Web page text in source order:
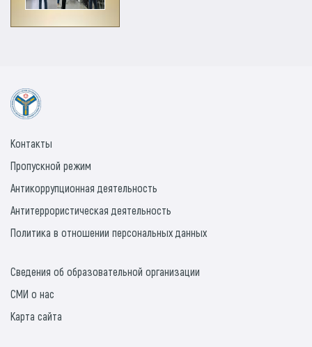
Контакты
Пропускной режим
Антикоррупционная деятельность
Антитеррористическая деятельность
Политика в отношении персональных данных
Сведения об образовательной организации
СМИ о нас
Карта сайта